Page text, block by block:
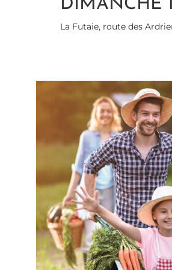
DIMANCHE
La Futaie, route des